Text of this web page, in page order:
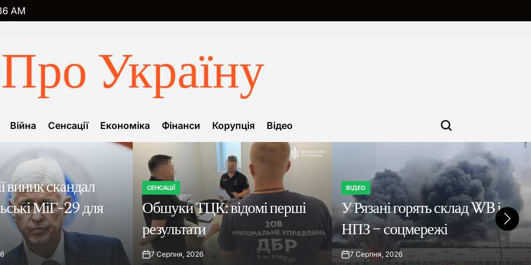
AM
Про Україну
Війна Сенсації Економіка Фінанси Корупція Відео
виник скандал
МіГ-29 для
ОПУБЛІКУВАТИ
У
СЕНСАЦІЇ
Обшуки ТЦК: відомі перші
результати
on7 Серпня, 2026
ОПУБЛІКУВАТИ
У
ВІДЕО
У Рязані горять склад WB і
НПЗ – соцмережі
on7 Серпня, 2026